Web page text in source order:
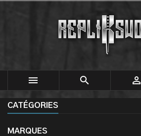
  
CATÉGORIES
MARQUES